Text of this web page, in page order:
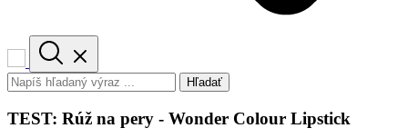
Hľadať
TEST: Rúž na pery - Wonder Colour Lipstick